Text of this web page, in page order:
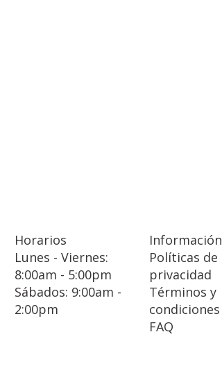
Horarios
Lunes - Viernes:
8:00am - 5:00pm
Sábados: 9:00am -
2:00pm
Información
Políticas de
privacidad
Términos y
condiciones
FAQ